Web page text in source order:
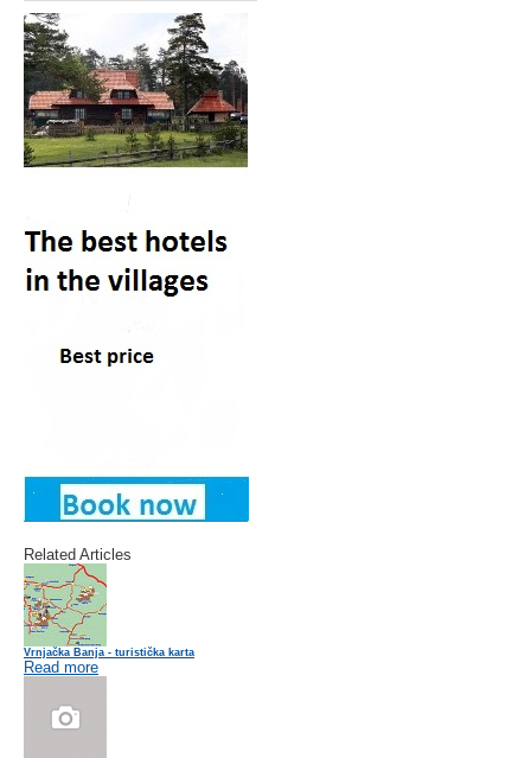
Related Articles
Vrnjačka Banja - turistička karta
Read more